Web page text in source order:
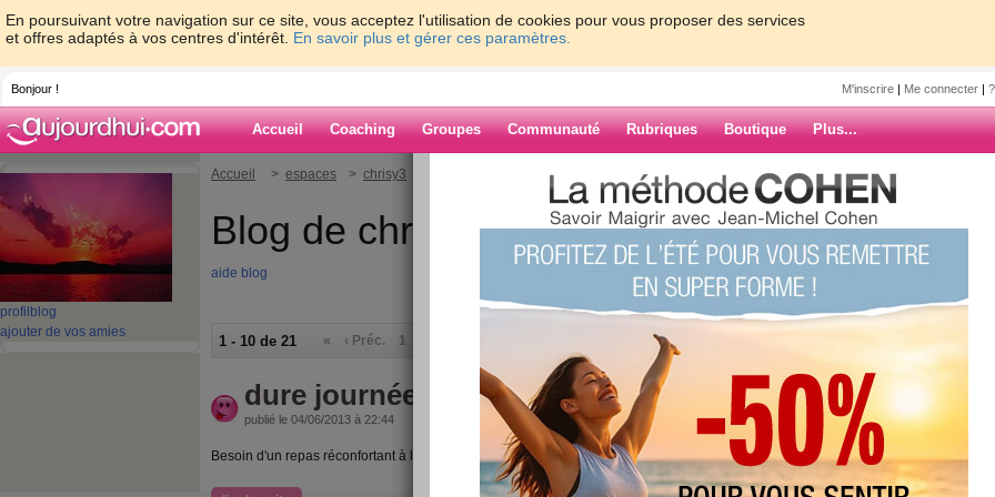
En poursuivant votre navigation sur ce site, vous acceptez l'utilisation de cookies pour vous proposer des services
et offres adaptés à vos centres d'intérêt. En savoir plus et gérer ces paramètres.
Bonjour ! M'inscrire | Me connecter |
Accueil Coaching Groupes Communauté Rubriques Boutique Plus...
profil blog
ajouter de vos amies
Accueil > espaces > chrisy3
Blog de chrisy3
aide blog
1 - 10 de 21 « ‹ Préc. 1
dure journée de boulot !
publié le 04/06/2013 à 22:44
Besoin d'un repas réconfortant à la débauche, mais 1430 kcal, c'est bien :) ARCHIVES